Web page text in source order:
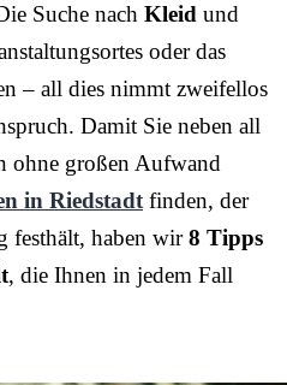
Suche nach Kleid und
oder das
– all dies nimmt zweifellos
Damit Sie neben all
ohne großen Aufwand
in Riedstadt finden, der
festhält, haben wir8 Tipps
, die Ihnen in jedem Fall